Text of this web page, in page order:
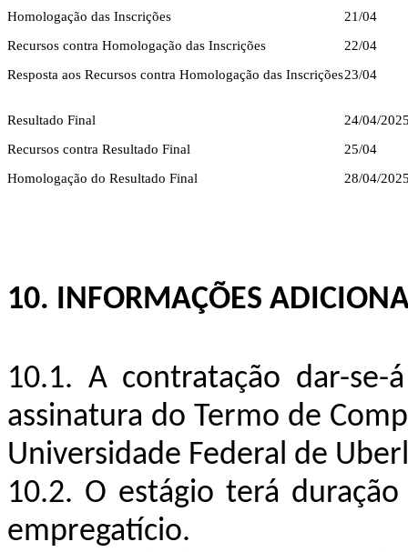
Homologação das Inscrições
21/04
Recursos contra Homologação das Inscrições
22/04
Resposta aos Recursos contra Homologação das Inscrições23/04
Resultado Final
24/04/
Recursos contra Resultado Final
25/04
Homologação do Resultado Final
28/04/
10. INFORMAÇÕES
10.1. A contratação dar-
assinatura do Termo de
Universidade Federal de
10.2. O estágio terá
empregatício.